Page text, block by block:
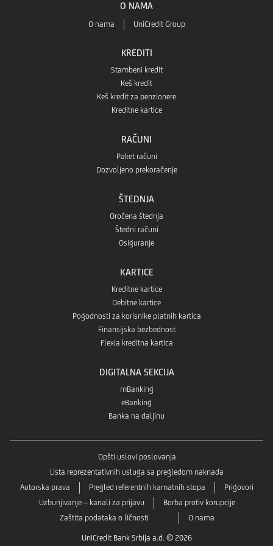
prodavnice
Huawei
prodavnice
O NAMA
O nama UniCredit Group
KREDITI
Stambeni kredit
Keš kredit
Keš kredit za penzionere
Kreditne kartice
RAČUNI
Paket računi
Dozvoljeno prekoračenje
ŠTEDNJA
Oročena štednja
Štedni računi
Osiguranje
KARTICE
Kreditne kartice
Debitne kartice
Pogodnosti za korisnike platnih kartica
Finansijska bezbednost
Flexia kreditna kartica
DIGITALNA SEKCIJA
mBanking
eBanking
Banka na daljinu
Opšti uslovi poslovanja
Lista reprezentativnih usluga sa pregledom naknada
Autorska prava
Pregled referentnih kamatnih stopa
Prigovori
Uzbunjivanje – kanali za prijavu
Borba protiv korupcije
Zaštita podataka o ličnosti
O nama
UniCredit Bank Srbija a.d. © 2026